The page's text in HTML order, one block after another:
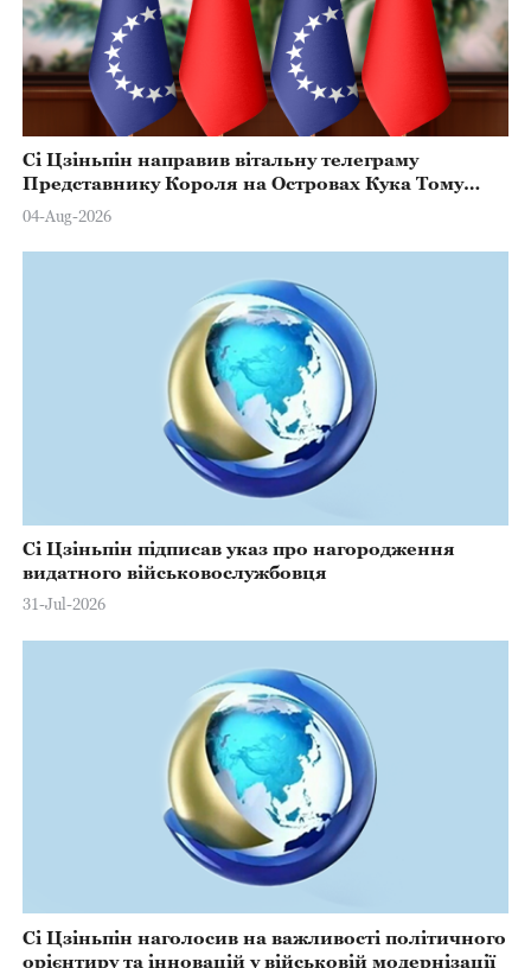
Сі Цзіньпін направив вітальну телеграму
Представнику Короля на Островах Кука Тому
Марстерсу з нагоди Дня Конституції
04-Aug-2026
Сі Цзіньпін підписав указ про нагородження
видатного військовослужбовця
31-Jul-2026
Сі Цзіньпін наголосив на важливості політичного
орієнтиру та інновацій у військовій модернізації